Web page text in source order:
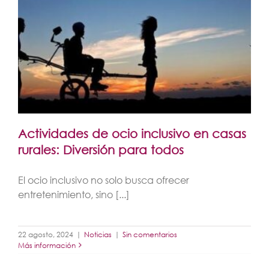
Actividades de ocio inclusivo en casas
rurales: Diversión para todos
El ocio inclusivo no solo busca ofrecer
entretenimiento, sino [...]
22 agosto, 2024 | Noticias | Sin comentarios
Más información